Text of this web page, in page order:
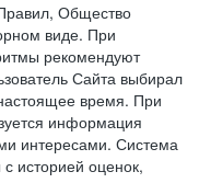
Общество
виде. При
рекомендуют
Сайта выбирал
время. При
информация
интересами. Система
историей оценок,